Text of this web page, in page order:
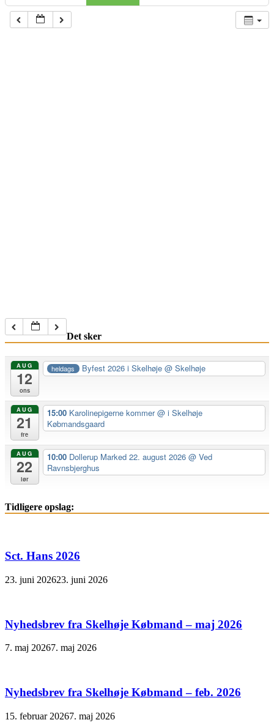
Det sker
AUG
12
ons
heldags Byfest 2026 i Skelhøje@ Skelhøje
AUG
21
fre
15:00 Karolinepigerne kommer@ i Skelhøje
Købmandsgaard
AUG
22
lør
10:00 Dollerup Marked 22. august 2026 @ Ved
Ravnsbjerghus
Tidligere opslag:
Sct. Hans 2026
23. juni 202623. juni 2026
Nyhedsbrev fra Skelhøje Købmand – maj 2026
7. maj 20267. maj 2026
Nyhedsbrev fra Skelhøje Købmand – feb. 2026
15. februar 20267. maj 2026